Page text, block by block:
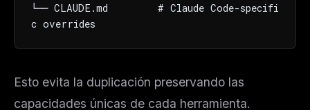
└── CLAUDE.md        # Claude Code-specifi
c overrides
Esto evita la duplicación preservando las
capacidades únicas de cada herramienta.